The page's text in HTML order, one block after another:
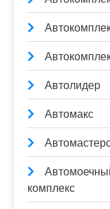
Автолидер
Автомакс
комплекс